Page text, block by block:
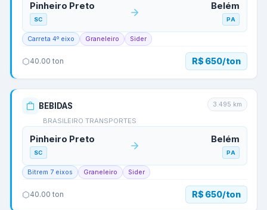
Pinheiro Preto
SC
Belém
PA
Carreta 4º eixo Graneleiro Sider
40.00 ton R$ 650/ton
BEBIDAS
BRASILEIRO TRANSPORTES
3.495 km
Pinheiro Preto
SC
Belém
PA
Bitrem 7 eixos Graneleiro Sider
40.00 ton R$ 650/ton